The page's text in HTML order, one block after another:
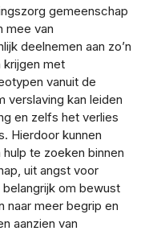
gemeenschap
mee van
deelnemen aan zo’n
krijgen met
vanuit de
verslaving kan leiden
en zelfs het verlies
Hierdoor kunnen
te zoeken binnen
uit angst voor
om bewust
naar meer begrip en
aanzien van